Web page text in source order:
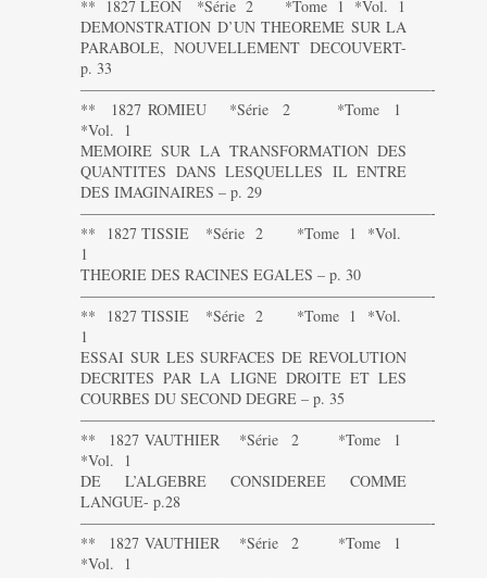
** 1827 LEON *Série 2 *Tome 1 *Vol. 1
DEMONSTRATION D’UN THEOREME SUR LA
PARABOLE, NOUVELLEMENT DECOUVERT-
p. 33
———————————————————————-
** 1827 ROMIEU *Série 2 *Tome 1
*Vol. 1
MEMOIRE SUR LA TRANSFORMATION DES
QUANTITES DANS LESQUELLES IL ENTRE
DES IMAGINAIRES – p. 29
———————————————————————-
** 1827 TISSIE *Série 2 *Tome 1 *Vol.
1
THEORIE DES RACINES EGALES – p. 30
———————————————————————-
** 1827 TISSIE *Série 2 *Tome 1 *Vol.
1
ESSAI SUR LES SURFACES DE REVOLUTION
DECRITES PAR LA LIGNE DROITE ET LES
COURBES DU SECOND DEGRE – p. 35
———————————————————————-
** 1827 VAUTHIER *Série 2 *Tome 1
*Vol. 1
DE L’ALGEBRE CONSIDEREE COMME
LANGUE- p.28
———————————————————————-
** 1827 VAUTHIER *Série 2 *Tome 1
*Vol. 1